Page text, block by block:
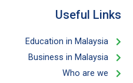
Useful Links​
Education in Malaysia
Business in Malaysia​
Who are we